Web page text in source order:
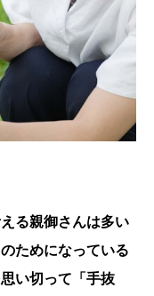
る親御さんは多い
ためになっている
い切って「手抜